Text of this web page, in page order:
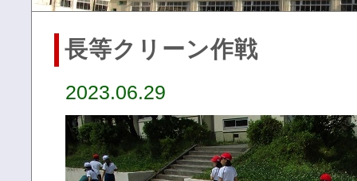
長等クリーン作戦
2023.06.29